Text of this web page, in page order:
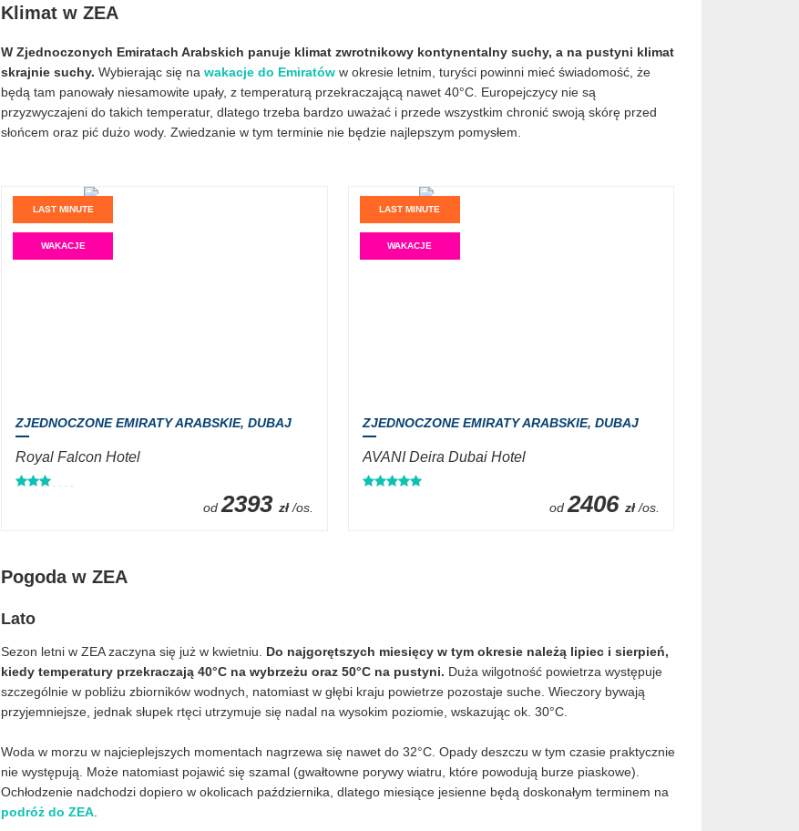
Klimat w ZEA
W Zjednoczonych Emiratach Arabskich panuje klimat zwrotnikowy kontynentalny suchy, a na pustyni klimat
skrajnie suchy. Wybierając się nawakacje do Emiratów w okresie letnim, turyści powinni mieć świadomość, że
będą tam panowały niesamowite upały, z temperaturą przekraczającą nawet 40°C. Europejczycy nie są
przyzwyczajeni do takich temperatur, dlatego trzeba bardzo uważać i przede wszystkim chronić swoją skórę przed
słońcem oraz pić dużo wody. Zwiedzanie w tym terminie nie będzie najlepszym pomysłem.
LAST MINUTE
WAKACJE
ZJEDNOCZONE EMIRATY ARABSKIE,DUBAJ
Royal Falcon Hotel
od 2393 zł /os.
LAST MINUTE
WAKACJE
ZJEDNOCZONE EMIRATY ARABSKIE, DUBAJ
AVANI Deira Dubai Hotel
od 2406 zł /os.
Pogoda w ZEA
Lato
Sezon letni w ZEA zaczyna się już w kwietniu. Do najgorętszych miesięcy w tym okresie należą lipiec i sierpień,
kiedy temperatury przekraczają 40°C na wybrzeżu oraz 50°C na pustyni. Duża wilgotność powietrza występuje
szczególnie w pobliżu zbiorników wodnych, natomiast w głębi kraju powietrze pozostaje suche. Wieczory bywają
przyjemniejsze, jednak słupek rtęci utrzymuje się nadal na wysokim poziomie, wskazując ok. 30°C.
Woda w morzu w najcieplejszych momentach nagrzewa się nawet do 32°C. Opady deszczu w tym czasie praktycznie
nie występują. Może natomiast pojawić się szamal (gwałtowne porywy wiatru, które powodują burze piaskowe).
Ochłodzenie nadchodzi dopiero w okolicach października, dlatego miesiące jesienne będą doskonałym terminem na
podróż do ZEA